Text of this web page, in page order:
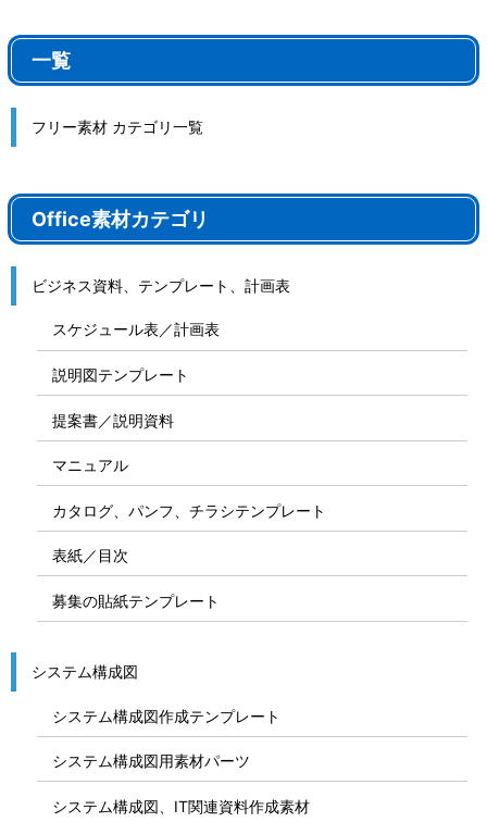
一覧
フリー素材 カテゴリ一覧
Office素材カテゴリ
ビジネス資料、テンプレート、計画表
スケジュール表／計画表
説明図テンプレート
提案書／説明資料
マニュアル
カタログ、パンフ、チラシテンプレート
表紙／目次
募集の貼紙テンプレート
システム構成図
システム構成図作成テンプレート
システム構成図用素材パーツ
システム構成図、IT関連資料作成素材